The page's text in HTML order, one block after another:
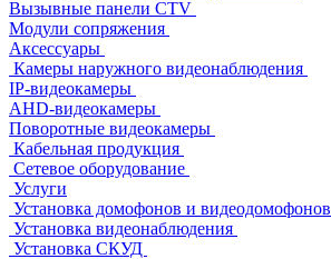
Вызывные панели CTV
Модули сопряжения
Аксессуары
Камеры наружного видеонаблюдения
IP-видеокамеры
AHD-видеокамеры
Поворотные видеокамеры
Кабельная продукция
Сетевое оборудование
Услуги
Установка домофонов и видеодомофонов
Установка видеонаблюдения
Установка СКУД